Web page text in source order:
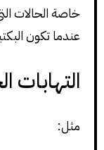
خاصة الحالات
عندما تكون
التهابات
مثل: